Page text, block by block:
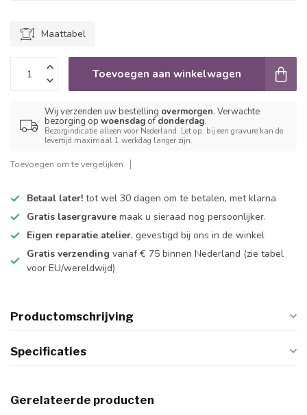
Maattabel
Toevoegen aan winkelwagen
Wij verzenden uw bestelling overmorgen. Verwachte
bezorging op woensdag of donderdag.
Bezorgindicatie alleen voor Nederland. Let op: bij een gravure kan de
levertijd maximaal 1 werkdag langer zijn.
Toevoegen om te vergelijken
Betaal later! tot wel 30 dagen om te betalen, met klarna
Gratis lasergravure maak u sieraad nog persoonlijker.
Eigen reparatie atelier, gevestigd bij ons in de winkel
Gratis verzending vanaf € 75 binnen Nederland (zie tabel
voor EU/wereldwijd)
Productomschrijving
Specificaties
Gerelateerde producten